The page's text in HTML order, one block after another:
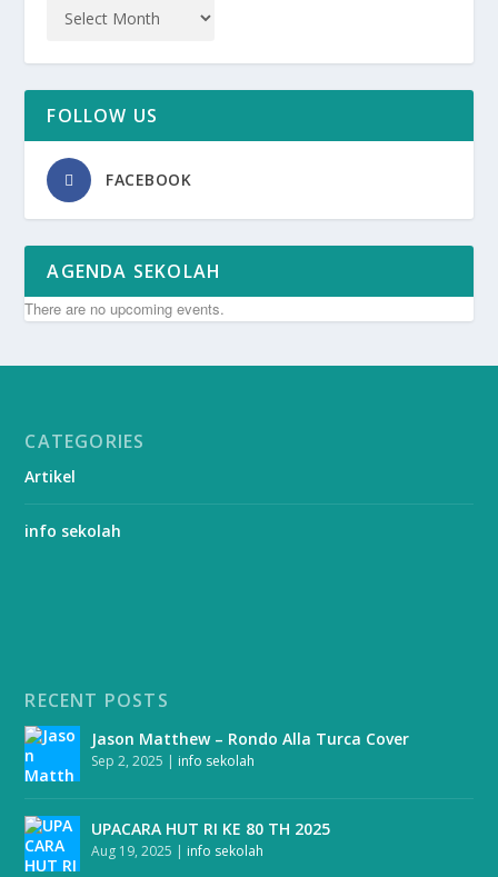
FOLLOW US
FACEBOOK
AGENDA SEKOLAH
There are no upcoming events.
CATEGORIES
Artikel
info sekolah
RECENT POSTS
Jason Matthew – Rondo Alla Turca Cover
Sep 2, 2025 | info sekolah
UPACARA HUT RI KE 80 TH 2025
Aug 19, 2025 | info sekolah